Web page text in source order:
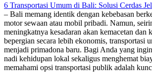
6 Transportasi Umum di Bali: Solusi Cerdas
– Bali memang identik dengan kebebasan
motor sewaan atau mobil pribadi. Namun,
meningkatnya kesadaran akan kemacetan dan
bepergian secara lebih ekonomis, transportasi
menjadi primadona baru. Bagi Anda yang
nadi kehidupan lokal sekaligus menghemat
memahami opsi transportasi publik adalah